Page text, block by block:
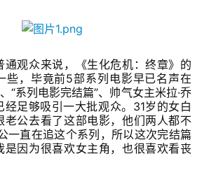
通观众来说，《生化危机：终章》的
些，毕竟前5部系列电影早已名声在
“系列电影完结篇”、帅气女主米拉·乔
经足够吸引一大批观众。31岁的女白
老公去看了这部电影，他们两人都不
一直在追这个系列，所以这次完结篇
是因为很喜欢女主角，也很喜欢看丧